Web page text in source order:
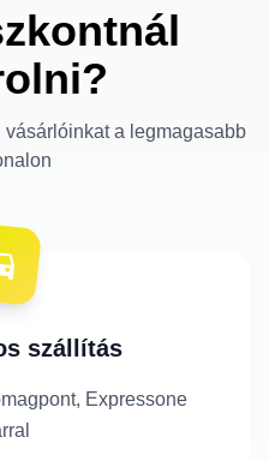
a legmagasabb
szállítás
Expressone